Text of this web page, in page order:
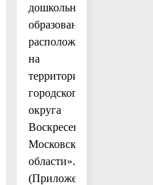
дошкольного
образования,
расположенные
на
территории
городского
округа
Воскресенск
Московской
области».
(Приложение.)